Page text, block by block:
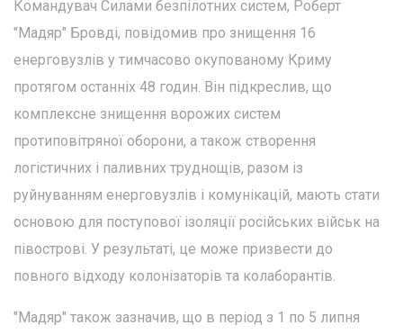
Командувач Силами безпілотних систем, Роберт
"Мадяр" Бровді, повідомив про знищення 16
енерговузлів у тимчасово окупованому Криму
протягом останніх 48 годин. Він підкреслив, що
комплексне знищення ворожих систем
протиповітряної оборони, а також створення
логістичних і паливних труднощів, разом із
руйнуванням енерговузлів і комунікацій, мають стати
основою для поступової ізоляції російських військ на
півострові. У результаті, це може призвести до
повного відходу колонізаторів та колаборантів.
"Мадяр" також зазначив, що в період з 1 по 5 липня